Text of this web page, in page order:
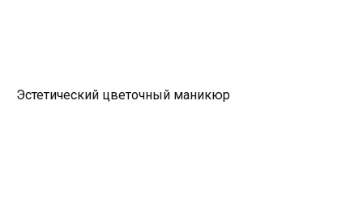
Эстетический цветочный маникюр